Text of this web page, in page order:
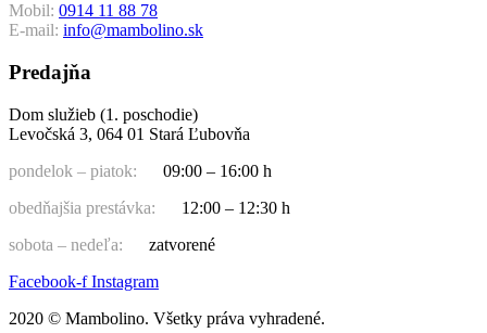
Mobil: 0914 11 88 78
E-mail: info@mambolino.sk
Predajňa
Dom služieb (1. poschodie)
Levočská 3, 064 01 Stará Ľubovňa
pondelok – piatok:
09:00 – 16:00 h
obedňajšia prestávka:
12:00 – 12:30 h
sobota – nedeľa:
zatvorené
Facebook-f Instagram
2020 © Mambolino. Všetky práva vyhradené.